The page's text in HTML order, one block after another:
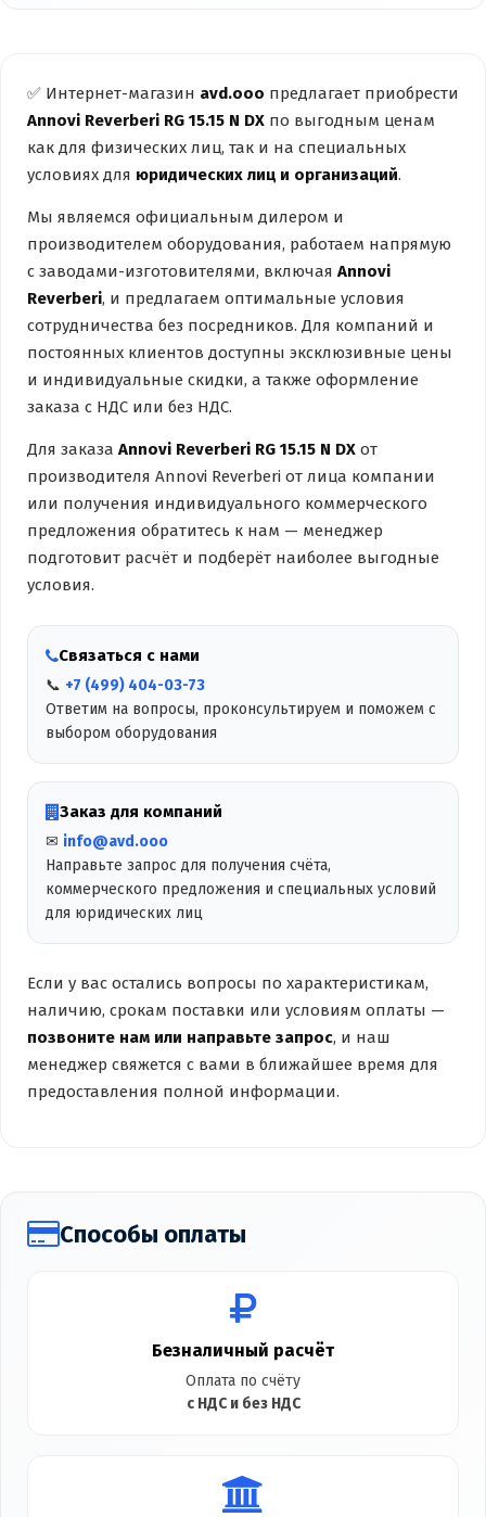
✅ Интернет-магазин avd.ooo предлагает приобрести
Annovi Reverberi RG 15.15 N DX по выгодным ценам
как для физических лиц, так и на специальных
условиях для юридических лиц и организаций.
Мы являемся официальным дилером и
производителем оборудования, работаем напрямую
с заводами-изготовителями, включая Annovi
Reverberi, и предлагаем оптимальные условия
сотрудничества без посредников. Для компаний и
постоянных клиентов доступны эксклюзивные цены
и индивидуальные скидки, а также оформление
заказа с НДС или без НДС.
Для заказа Annovi Reverberi RG 15.15 N DX от
производителя Annovi Reverberi от лица компании
или получения индивидуального коммерческого
предложения обратитесь к нам — менеджер
подготовит расчёт и подберёт наиболее выгодные
условия.
Связаться с нами
📞 +7 (499) 404-03-73
Ответим на вопросы, проконсультируем и поможем с
выбором оборудования
Заказ для компаний
✉ info@avd.ooo
Направьте запрос для получения счёта,
коммерческого предложения и специальных условий
для юридических лиц
Если у вас остались вопросы по характеристикам,
наличию, срокам поставки или условиям оплаты —
позвоните нам или направьте запрос, и наш
менеджер свяжется с вами в ближайшее время для
предоставления полной информации.
Способы оплаты
Безналичный расчёт
Оплата по счёту
с НДС и без НДС